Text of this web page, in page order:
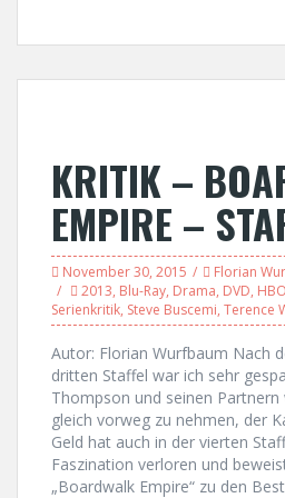
KRITIK –
EMPIRE –
November 30, 2015 Florian
2013, Blu-Ray, Drama, DVD, HBO
Serienkritik, Steve Buscemi, Terence
Autor: Florian Wurfbaum Nach
dritten Staffel war ich sehr
Thompson und seinen
gleich vorweg zu nehmen, der
Geld hat auch in der vierten
Faszination verloren und
„Boardwalk Empire“ zu den